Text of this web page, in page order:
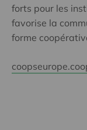
forts pour les
favorise la
forme